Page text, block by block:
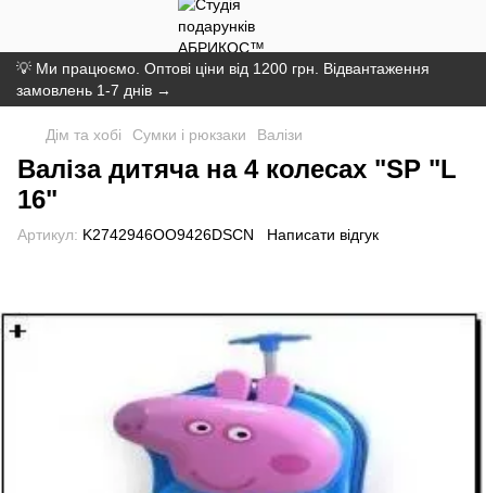
💡 Ми працюємо. Оптові ціни від 1200 грн. Відвантаження
замовлень 1-7 днів →
Дім та хобі Сумки і рюкзаки Валізи
Валіза дитяча на 4 колесах "SP "L
16"
Артикул: K2742946OO9426DSCN Написати відгук